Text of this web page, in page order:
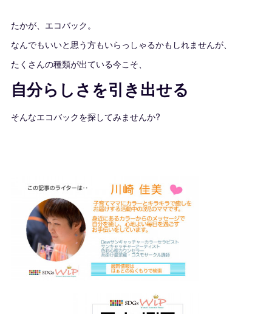
たかが、エコバック。
なんでもいいと思う方もいらっしゃるかもしれませんが、
たくさんの種類が出ている今こそ、
自分らしさを引き出せる
そんなエコバックを探してみませんか?